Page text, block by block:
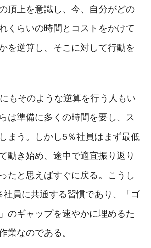
頂上を意識し、今、自分がどの
くらいの時間とコストをかけて
を逆算し、そこに対して行動を
もそのような逆算を行う人もい
は準備に多くの時間を要し、ス
まう。しかし5％社員はまず最低
動き始め、途中で適宜振り返り
たと思えばすぐに戻る。こうし
社員に共通する習慣であり、「ゴ
のギャップを速やかに埋めるた
業なのである。